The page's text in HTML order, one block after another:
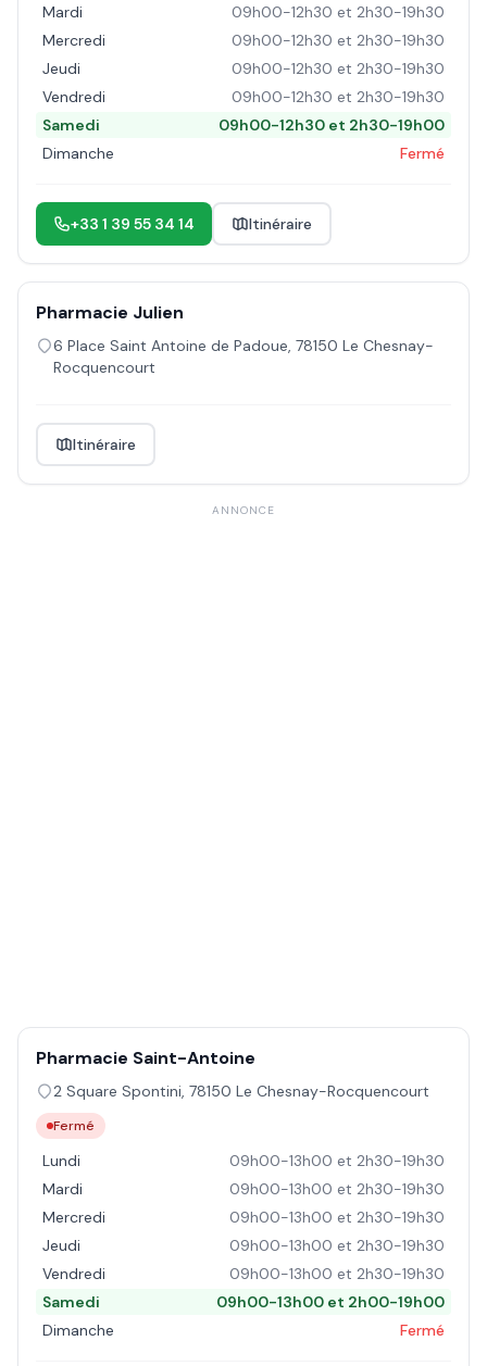
Mardi
09h00-12h30 et 2h30-19h30
Mercredi
09h00-12h30 et 2h30-19h30
Jeudi
09h00-12h30 et 2h30-19h30
Vendredi
09h00-12h30 et 2h30-19h30
Samedi
09h00-12h30 et 2h30-19h00
Dimanche
Fermé
+33 1 39 55 34 14 Itinéraire
Pharmacie Julien
6 Place Saint Antoine de Padoue, 78150 Le Chesnay-
Rocquencourt
Itinéraire
ANNONCE
Pharmacie Saint-Antoine
2 Square Spontini, 78150 Le Chesnay-Rocquencourt
Fermé
Lundi
09h00-13h00 et 2h30-19h30
Mardi
09h00-13h00 et 2h30-19h30
Mercredi
09h00-13h00 et 2h30-19h30
Jeudi
09h00-13h00 et 2h30-19h30
Vendredi
09h00-13h00 et 2h30-19h30
Samedi
09h00-13h00 et 2h00-19h00
Dimanche
Fermé